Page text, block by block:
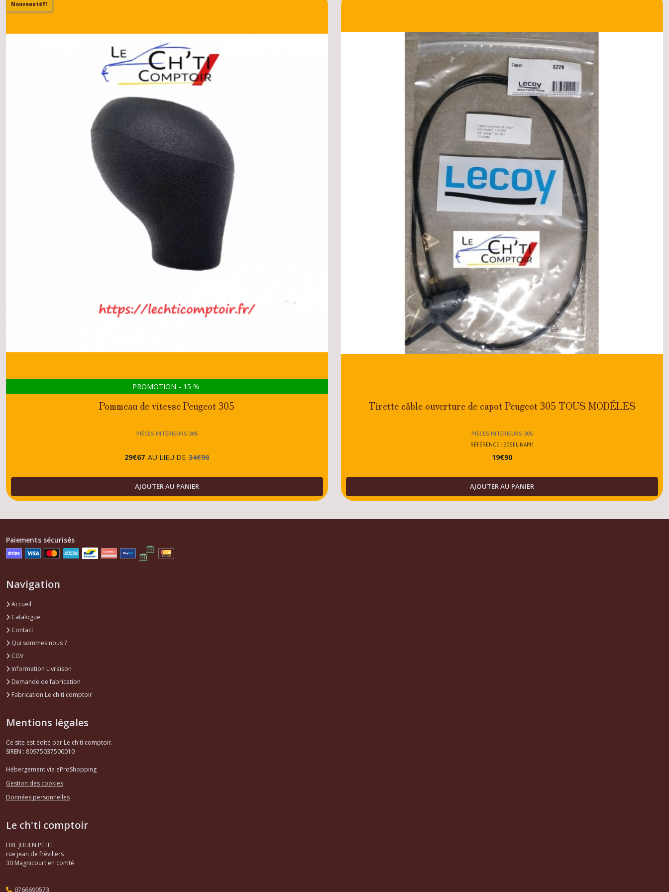
Nouveauté!!!
PROMOTION - 15 %
Pommeau de vitesse Peugeot 305
PIÈCES INTÉRIEURS 305
29€67 AU LIEU DE 34€90
AJOUTER AU PANIER
Tirette câble ouverture de capot Peugeot 305 TOUS MODÉLES
PIÈCES INTÉRIEURS 305
RÉFÉRENCE : 305ELINAPI1
19€90
AJOUTER AU PANIER
Afficher
les
Paiements sécurisés
Navigation
Accueil
Catalogue
Contact
Qui sommes nous ?
CGV
Information Livraison
Demande de fabrication
Fabrication Le ch'ti comptoir
Mentions légales
Ce site est édité par Le ch'ti comptoir.
SIREN : 80975037500010
Hébergement via eProShopping
Gestion des cookies
Données personnelles
Le ch'ti comptoir
EIRL JULIEN PETIT
rue jean de frévillers
30 Magnicourt en comté
0766690573